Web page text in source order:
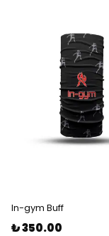
In-gym Buff
₺ 350.00